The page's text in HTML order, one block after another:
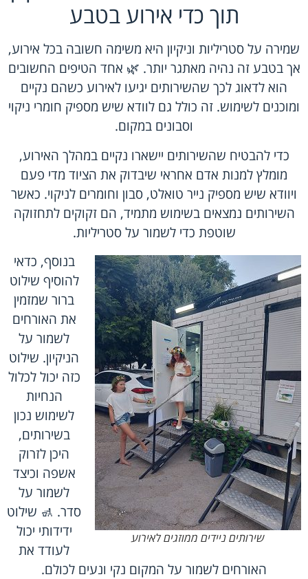
תוך כדי אירוע בטבע
שמירה על סטריליות וניקיון היא משימה חשובה בכל אירוע,
אך בטבע זה נהיה מאתגר יותר. 🌿 אחד הטיפים החשובים
הוא לדאוג לכך שהשירותים יגיעו לאירוע כשהם נקיים
ומוכנים לשימוש. זה כולל גם לוודא שיש מספיק חומרי ניקוי
וסבונים במקום.
כדי להבטיח שהשירותים יישארו נקיים במהלך האירוע,
מומלץ למנות אדם אחראי שיבדוק את הציוד מדי פעם
ויוודא שיש מספיק נייר טואלט, סבון וחומרים לניקוי. כאשר
השירותים נמצאים בשימוש מתמיד, הם זקוקים לתחזוקה
שוטפת כדי לשמור על סטריליות.
שירותים ניידים ממוזגים לאירוע
בנוסף, כדאי
להוסיף שילוט
ברור שמזמין
את האורחים
לשמור על
הניקיון. שילוט
כזה יכול לכלול
הנחיות
לשימוש נכון
בשירותים,
היכן לזרוק
אשפה וכיצד
לשמור על
סדר. 🚮 שילוט
ידידותי יכול
לעודד את
האורחים לשמור על המקום נקי ונעים לכולם.